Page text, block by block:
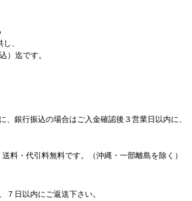
、
）迄です。
銀行振込の場合はご入金確認後３営業日以内に、
・代引料無料です。（沖縄・一部離島を除く）
７日以内にご返送下さい。